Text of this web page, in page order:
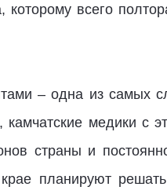
всего
– одна из самых
медики с
страны и
планируют